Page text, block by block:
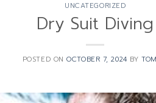
UNCATEGORIZED
Dry Suit Diving
POSTED ONOCTOBER 7, 2024BY